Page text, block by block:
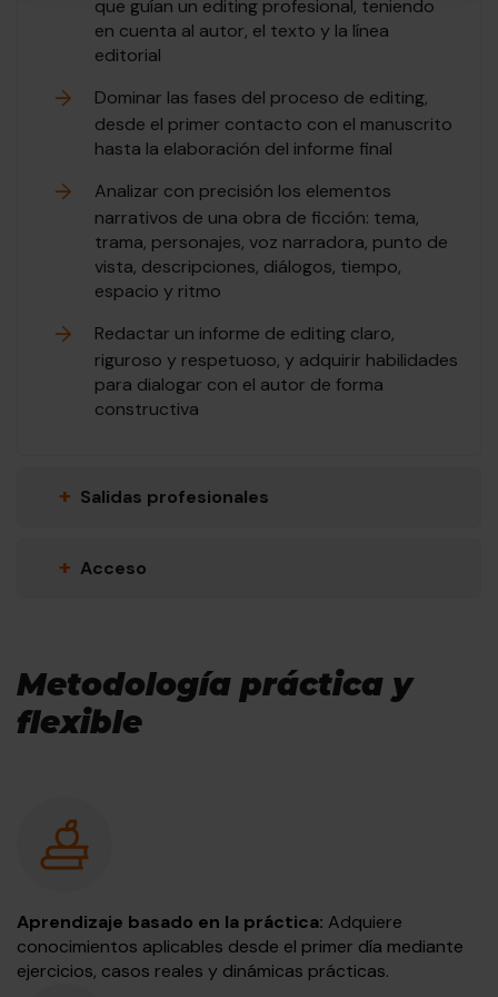
que guían un editing profesional, teniendo
en cuenta al autor, el texto y la línea
editorial
Dominar las fases del proceso de editing,
desde el primer contacto con el manuscrito
hasta la elaboración del informe final
Analizar con precisión los elementos
narrativos de una obra de ficción: tema,
trama, personajes, voz narradora, punto de
vista, descripciones, diálogos, tiempo,
espacio y ritmo
Redactar un informe de editing claro,
riguroso y respetuoso, y adquirir habilidades
para dialogar con el autor de forma
constructiva
+ Salidas profesionales
+ Acceso
Metodología práctica y
flexible
Aprendizaje basado en la práctica: Adquiere
conocimientos aplicables desde el primer día mediante
ejercicios, casos reales y dinámicas prácticas.